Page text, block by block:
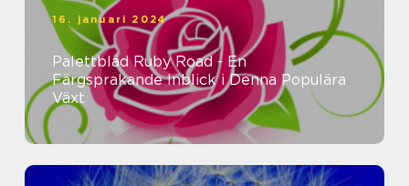
16. januari 2024
Palettblad Ruby Road - En
Färgsprakande Inblick i Denna Populära
Växt